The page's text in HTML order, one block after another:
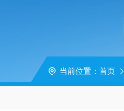
当前位置： 首页